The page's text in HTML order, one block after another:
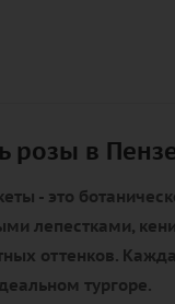
розы в
- это
лепестками,
оттенков.
тургоре.